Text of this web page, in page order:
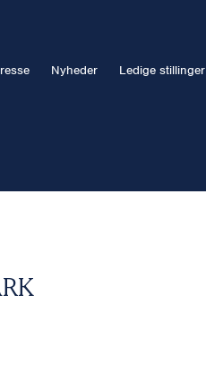
Nyheder Ledige stillinger